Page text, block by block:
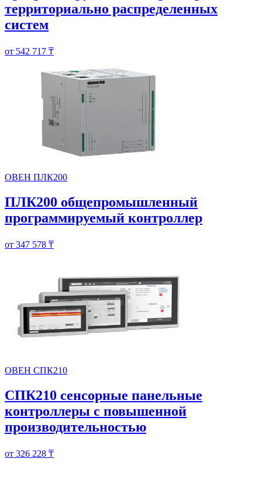
территориально распределенных
систем
от 542 717 ₸
ОВЕН ПЛК200
ПЛК200 общепромышленный
программируемый контроллер
от 347 578 ₸
ОВЕН СПК210
СПК210 сенсорные панельные
контроллеры с повышенной
производительностью
от 326 228 ₸